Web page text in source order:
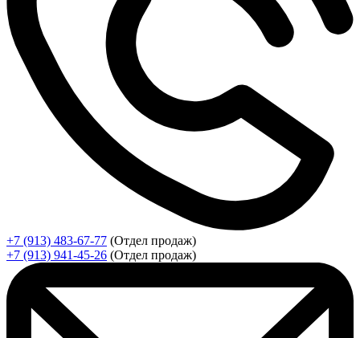
+7 (913) 483-67-77 (Отдел продаж)
+7 (913) 941-45-26 (Отдел продаж)